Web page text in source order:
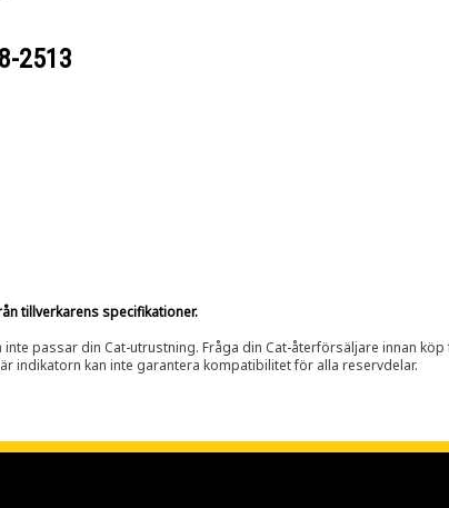
2513
tillverkarens specifikationer.
passar din Cat-utrustning. Fråga din Cat-återförsäljare innan
indikatorn kan inte garantera kompatibilitet för alla reservdelar.